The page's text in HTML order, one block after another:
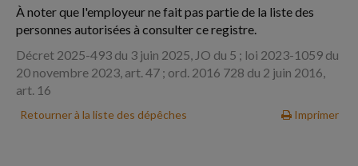
À noter que l'employeur ne fait pas partie de la liste des
personnes autorisées à consulter ce registre.
Décret 2025-493 du 3 juin 2025, JO du 5 ; loi 2023-1059 du
20 novembre 2023, art. 47 ; ord. 2016 728 du 2 juin 2016,
art. 16
Retourner à la liste des dépêches Imprimer